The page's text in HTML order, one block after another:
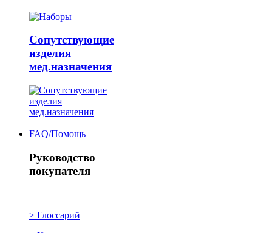
Сопутствующие
изделия
мед.назначения
+
FAQ/Помощь
Руководство
покупателя
> Глоссарий